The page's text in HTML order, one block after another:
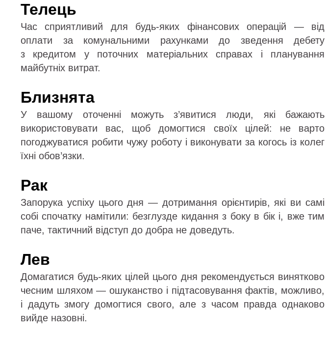
Телець
Час сприятливий для будь-яких фінансових операцій — від
оплати за комунальними рахунками до зведення дебету
з кредитом у поточних матеріальних справах і планування
майбутніх витрат.
Близнята
У вашому оточенні можуть з’явитися люди, які бажають
використовувати вас, щоб домогтися своїх цілей: не варто
погоджуватися робити чужу роботу і виконувати за когось із колег
їхні обов’язки.
Рак
Запорука успіху цього дня — дотримання орієнтирів, які ви самі
собі спочатку намітили: безглузде кидання з боку в бік і, вже тим
паче, тактичний відступ до добра не доведуть.
Лев
Домагатися будь-яких цілей цього дня рекомендується винятково
чесним шляхом — ошуканство і підтасовування фактів, можливо,
і дадуть змогу домогтися свого, але з часом правда однаково
вийде назовні.